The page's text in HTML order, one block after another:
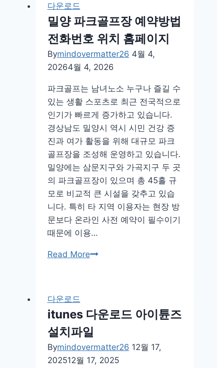
다운로드
밀양 파크골프장 예약방법
전화번호 위치 홈페이지
Bymindovermatter26 4월 4,
20264월 4, 2026
파크골프는 남녀노소 누구나 즐길 수
있는 생활 스포츠로 최근 전국적으로
인기가 빠르게 증가하고 있습니다.
경상남도 밀양시 역시 시민 건강 증
진과 여가 활동을 위해 대규모 파크
골프장을 조성해 운영하고 있습니다.
밀양에는 삼문지구와 가곡지구 두 곳
의 파크골프장이 있으며 총 45홀 규
모로 비교적 큰 시설을 갖추고 있습
니다. 특히 타 지역 이용자는 현장 방
문보다 온라인 사전 예약이 필수이기
때문에 이용…
Read More밀
프
장
예
약
다운로드
itunes 다운로드 아이튠즈
설치파일
Bymindovermatter26 12월 17,
202512월 17, 2025